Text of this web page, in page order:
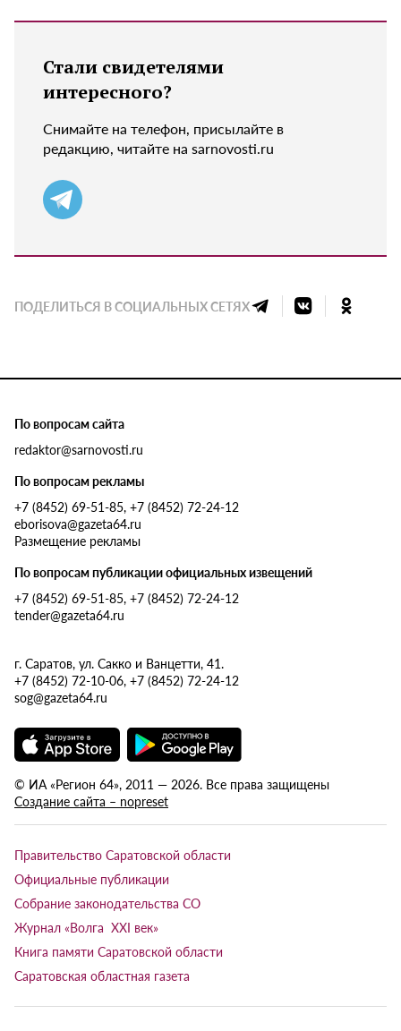
Стали свидетелями
интересного?
Снимайте на телефон, присылайте в
редакцию, читайте на sarnovosti.ru
ПОДЕЛИТЬСЯ В СОЦИАЛЬНЫХ СЕТЯХ
По вопросам сайта
redaktor@sarnovosti.ru
По вопросам рекламы
+7 (8452) 69-51-85, +7 (8452) 72-24-12
eborisova@gazeta64.ru
Размещение рекламы
По вопросам публикации официальных извещений
+7 (8452) 69-51-85, +7 (8452) 72-24-12
tender@gazeta64.ru
г. Саратов, ул. Сакко и Ванцетти, 41.
+7 (8452) 72-10-06, +7 (8452) 72-24-12
sog@gazeta64.ru
© ИА «Регион 64», 2011 — 2026. Все права защищены
Создание сайта – nopreset
Правительство Саратовской области
Официальные публикации
Собрание законодательства СО
Журнал «Волга XXI век»
Книга памяти Саратовской области
Саратовская областная газета